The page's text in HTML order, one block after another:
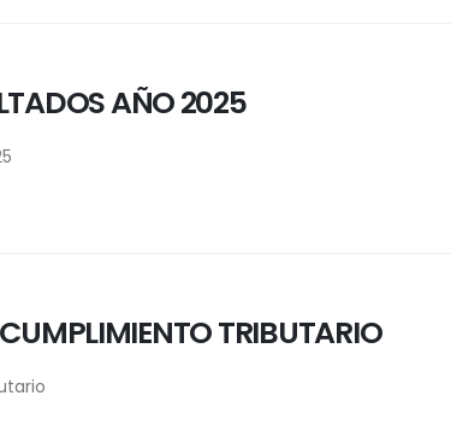
AÑO 2025
TRIBUTARIO